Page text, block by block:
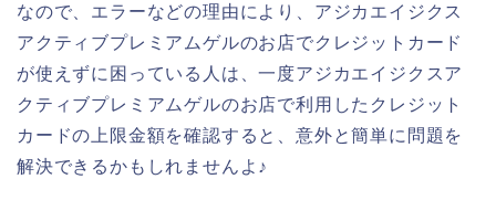
なので、エラーなどの理由により、アジカエイジクス
アクティブプレミアムゲルのお店でクレジットカード
が使えずに困っている人は、一度アジカエイジクスア
クティブプレミアムゲルのお店で利用したクレジット
カードの上限金額を確認すると、意外と簡単に問題を
解決できるかもしれませんよ♪